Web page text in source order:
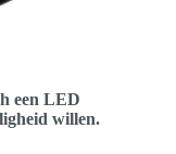
een LED
willen.